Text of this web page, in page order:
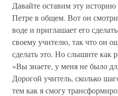
Давайте оставим эту
Петре в общем. Вот он
воде и приглашает его
своему учителю, так что он
сделать это. Но слышите как
«Вы знаете, у меня не было
Дорогой учитель, сколько
тем как я смогу